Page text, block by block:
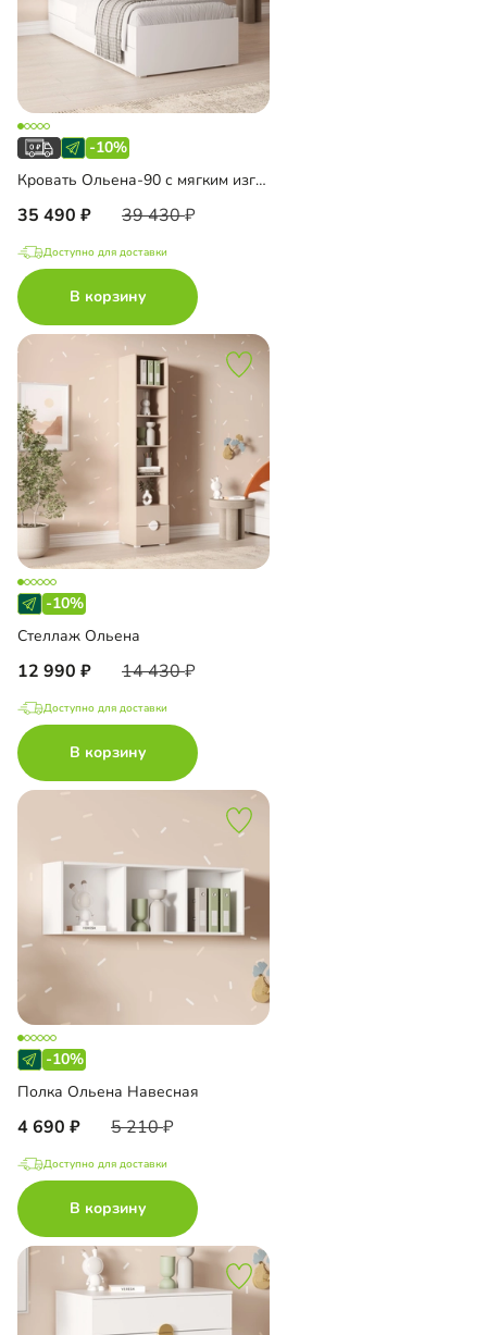
-10%
Кровать Ольена-90 с мягким изголовьем
35 490 39 430
Доступно для доставки
В корзину
-10%
Стеллаж Ольена
12 990 14 430
Доступно для доставки
В корзину
-10%
Полка Ольена Навесная
4 690 5 210
Доступно для доставки
В корзину